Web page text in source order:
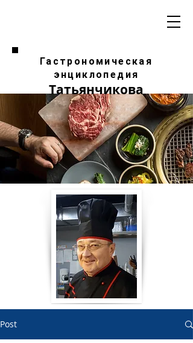
Гастрономическая
энциклопедия
Татьянчикова
Post